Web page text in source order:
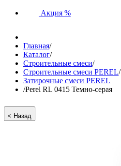
Акция %
Главная/
Каталог/
Строительные смеси/
Строительные смеси PEREL/
Затирочные смеси PEREL
/Perel RL 0415 Темно-серая